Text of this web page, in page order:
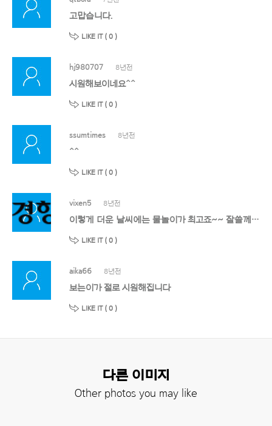
고맙습니다.
LIKE IT ( 0 )
hj980707 8년전
시원해보이네요^^
LIKE IT ( 0 )
ssumtimes 8년전
^^
LIKE IT ( 0 )
vixen5 8년전
이렇게 더운 날씨에는 물놀이가 최고죠~~ 잘쓸께요~~
LIKE IT ( 0 )
aika66 8년전
보는이가 절로 시원해집니다
LIKE IT ( 0 )
다른 이미지
Other photos you may like